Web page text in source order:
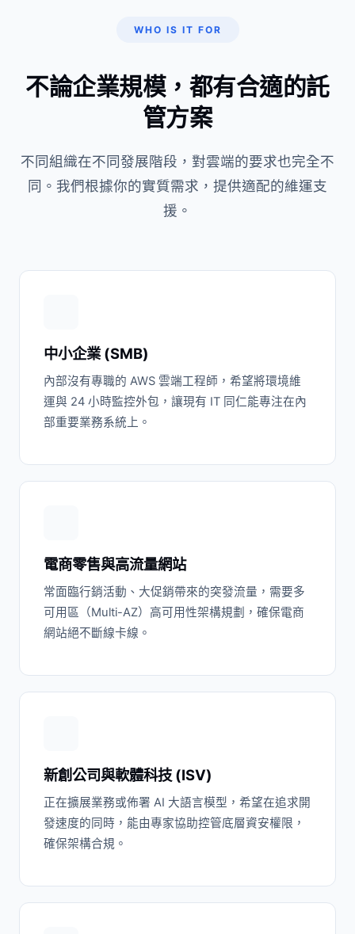
WHO IS IT FOR
不論企業規模，都有合適的託
管方案
不同組織在不同發展階段，對雲端的要求也完全不
同。我們根據你的實質需求，提供適配的維運支
援。
中小企業 (SMB)
內部沒有專職的 AWS 雲端工程師，希望將環境維
運與 24 小時監控外包，讓現有 IT 同仁能專注在內
部重要業務系統上。
電商零售與高流量網站
常面臨行銷活動、大促銷帶來的突發流量，需要多
可用區（Multi-AZ）高可用性架構規劃，確保電商
網站絕不斷線卡線。
新創公司與軟體科技 (ISV)
正在擴展業務或佈署 AI 大語言模型，希望在追求開
發速度的同時，能由專家協助控管底層資安權限，
確保架構合規。